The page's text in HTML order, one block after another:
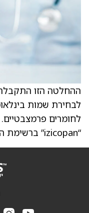
לחומרים
“izicopan” ברשימת ה-INNs המומלצת.